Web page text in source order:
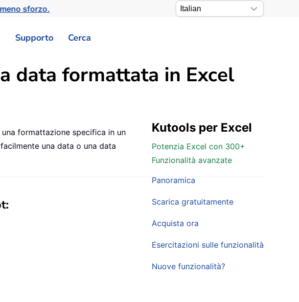
sforzo.
Supporto Cerca
data formattata in Excel
Kutools per Excel
Potenzia Excel con 300+
Funzionalità avanzate
Panoramica
Scarica gratuitamente
Acquista ora
Esercitazioni sulle funzionalità
Nuove funzionalità?
formattazione specifica in un
una data o una data